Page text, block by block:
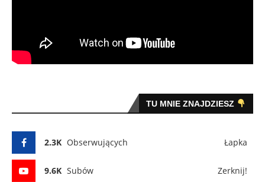
TU MNIE ZNAJDZIESZ
2.3K Obserwujących Łapka
9.6K Subów Zerknij!